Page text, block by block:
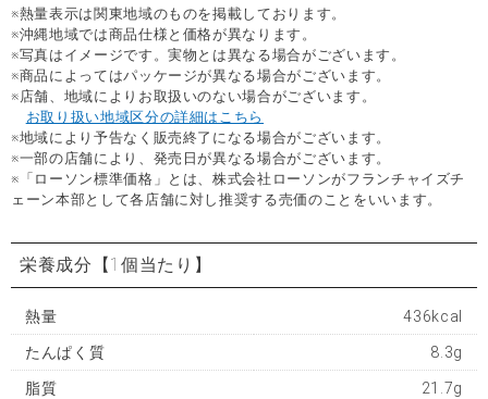
※熱量表示は関東地域のものを掲載しております。
※沖縄地域では商品仕様と価格が異なります。
※写真はイメージです。実物とは異なる場合がございます。
※商品によってはパッケージが異なる場合がございます。
※店舗、地域によりお取扱いのない場合がございます。
お取り扱い地域区分の詳細はこちら
※地域により予告なく販売終了になる場合がございます。
※一部の店舗により、発売日が異なる場合がございます。
※「ローソン標準価格」とは、株式会社ローソンがフランチャイズチ
ェーン本部として各店舗に対し推奨する売価のことをいいます。
栄養成分 【1個当たり】
熱量 436kcal
たんぱく質 8.3g
脂質 21.7g